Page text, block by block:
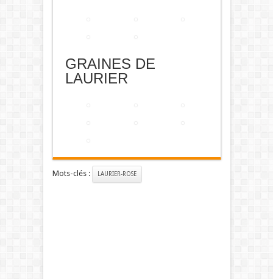
GRAINES DE
LAURIER
Mots-clés : LAURIER-ROSE